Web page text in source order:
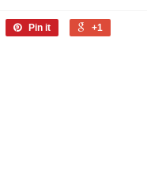
Pin it +1